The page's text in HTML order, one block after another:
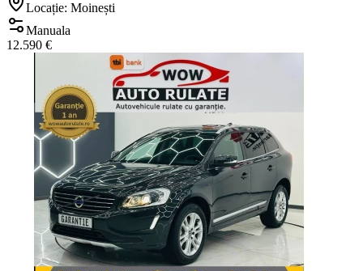
Locație: Moinești
Manuala
12.590 €